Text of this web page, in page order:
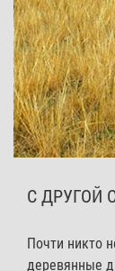
С ДРУГОЙ
Почти никто
деревянные